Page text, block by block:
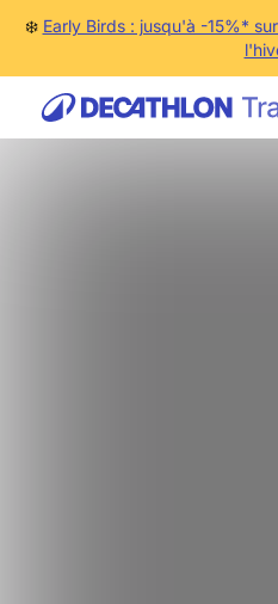
❄️ Early Birds : jusqu'à -15%*